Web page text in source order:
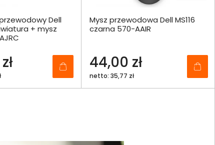
Dell
+ mysz
Mysz przewodowa Dell MS116
czarna 570-AAIR
44,00 zł
netto: 35,77 zł